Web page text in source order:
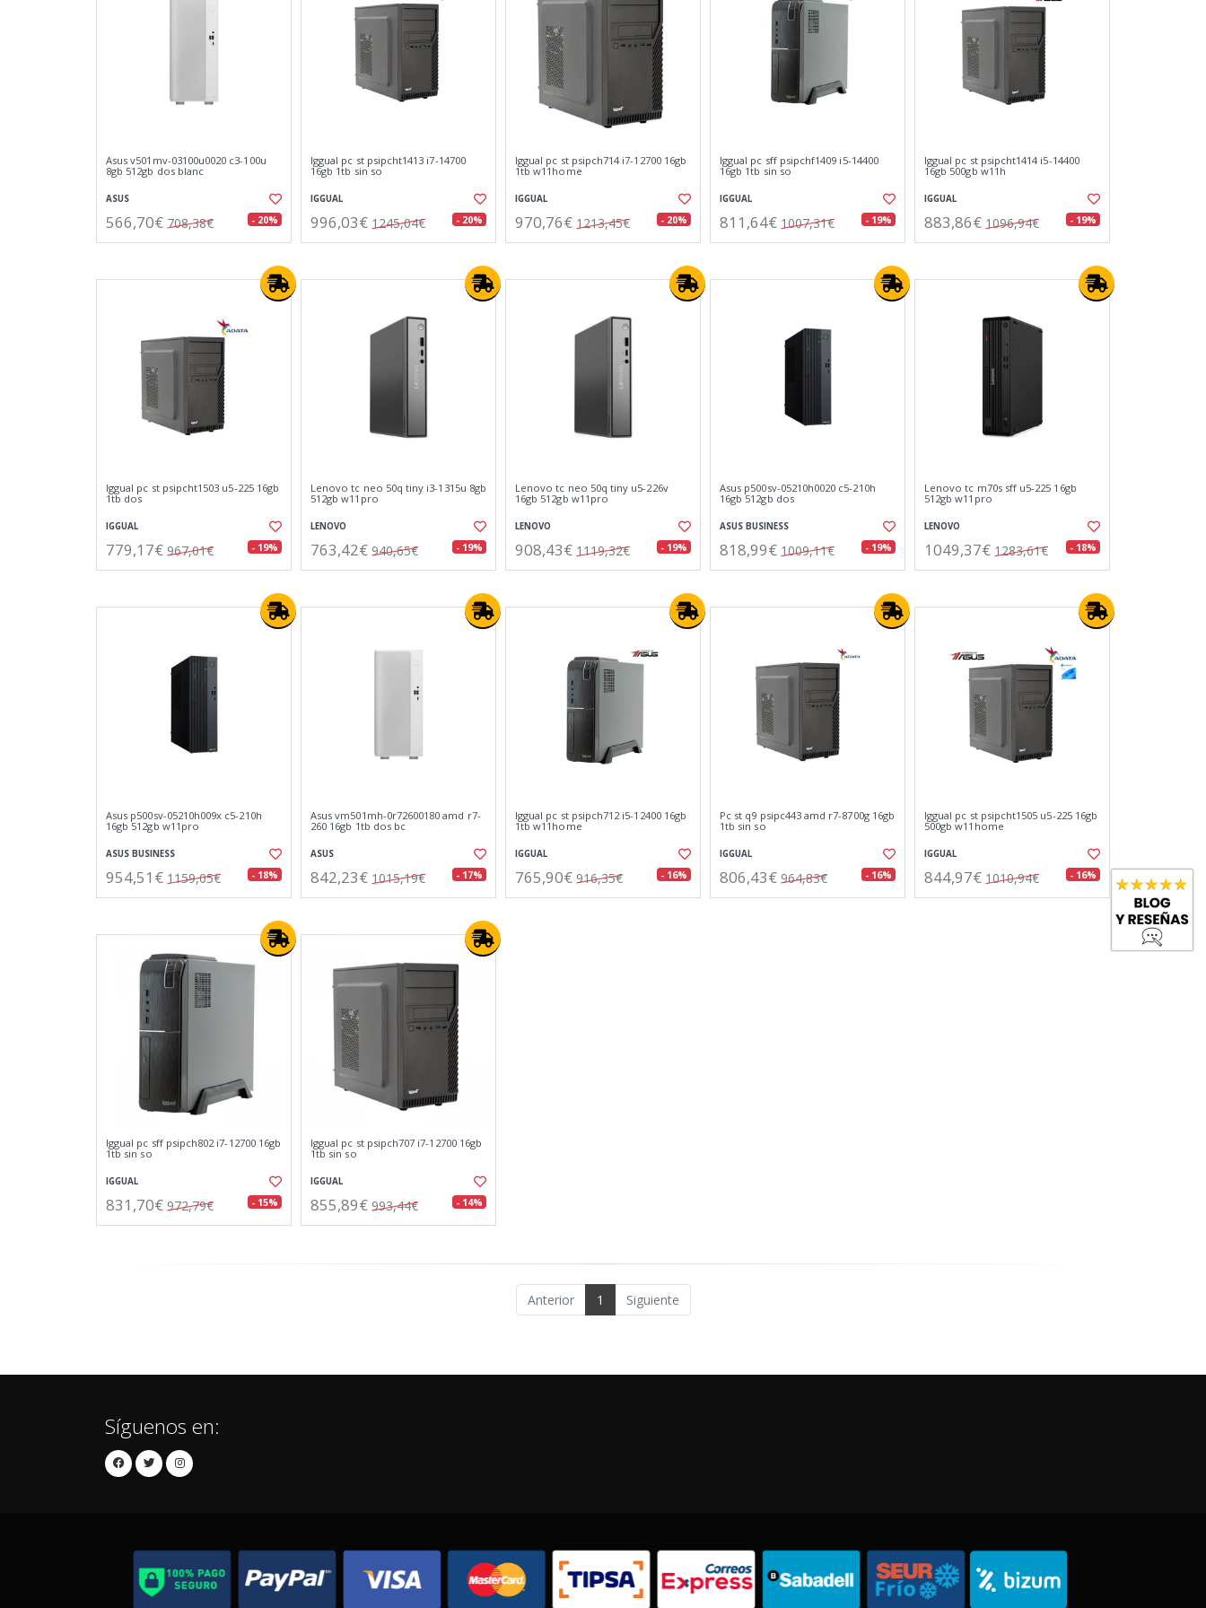
Asus v501mv-03100u0020 c3-100u
8gb 512gb dos blanc
ASUS
566,70€ 708,38€ - 20%
Iggual pc st psipcht1413 i7-14700
16gb 1tb sin so
IGGUAL
996,03€ 1245,04€ - 20%
Iggual pc st psipch714 i7-12700 16gb
1tb w11home
IGGUAL
970,76€ 1213,45€ - 20%
Iggual pc sff psipchf1409 i5-14400
16gb 1tb sin so
IGGUAL
811,64€ 1007,31€ - 19%
Iggual pc st psipcht1414 i5-14400
16gb 500gb w11h
IGGUAL
883,86€ 1096,94€ - 19%
Iggual pc st psipcht1503 u5-225 16gb
1tb dos
IGGUAL
779,17€ 967,01€ - 19%
Lenovo tc neo 50q tiny i3-1315u 8gb
512gb w11pro
LENOVO
763,42€ 940,65€ - 19%
Lenovo tc neo 50q tiny u5-226v
16gb 512gb w11pro
LENOVO
908,43€ 1119,32€ - 19%
Asus p500sv-05210h0020 c5-210h
16gb 512gb dos
ASUS BUSINESS
818,99€ 1009,11€ - 19%
Lenovo tc m70s sff u5-225 16gb
512gb w11pro
LENOVO
1049,37€ 1283,61€ - 18%
Asus p500sv-05210h009x c5-210h
16gb 512gb w11pro
ASUS BUSINESS
954,51€ 1159,05€ - 18%
Asus vm501mh-0r72600180 amd r7-
260 16gb 1tb dos bc
ASUS
842,23€ 1015,19€ - 17%
Iggual pc st psipch712 i5-12400 16gb
1tb w11home
IGGUAL
765,90€ 916,35€ - 16%
Pc st q9 psipc443 amd r7-8700g 16gb
1tb sin so
IGGUAL
806,43€ 964,83€ - 16%
Iggual pc st psipcht1505 u5-225 16gb
500gb w11home
IGGUAL
844,97€ 1010,94€ - 16%
Iggual pc sff psipch802 i7-12700 16gb
1tb sin so
IGGUAL
831,70€ 972,79€ - 15%
Iggual pc st psipch707 i7-12700 16gb
1tb sin so
IGGUAL
855,89€ 993,44€ - 14%
Anterior 1 Siguiente
Síguenos en: